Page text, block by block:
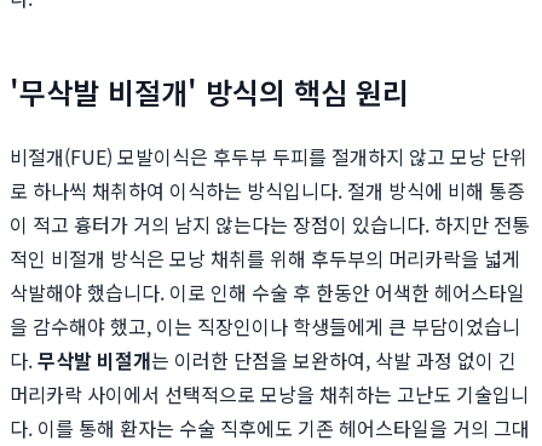
'무삭발 비절개' 방식의 핵심 원리
비절개(FUE) 모발이식은 후두부 두피를 절개하지 않고 모낭 단위
로 하나씩 채취하여 이식하는 방식입니다. 절개 방식에 비해 통증
이 적고 흉터가 거의 남지 않는다는 장점이 있습니다. 하지만 전통
적인 비절개 방식은 모낭 채취를 위해 후두부의 머리카락을 넓게
삭발해야 했습니다. 이로 인해 수술 후 한동안 어색한 헤어스타일
을 감수해야 했고, 이는 직장인이나 학생들에게 큰 부담이었습니
다.무삭발 비절개는 이러한 단점을 보완하여, 삭발 과정 없이 긴
머리카락 사이에서 선택적으로 모낭을 채취하는 고난도 기술입니
다. 이를 통해 환자는 수술 직후에도 기존 헤어스타일을 거의 그대